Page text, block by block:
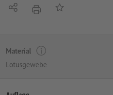
Teilen DruckenAuf die Merkliste
Material
Lotusgewebe